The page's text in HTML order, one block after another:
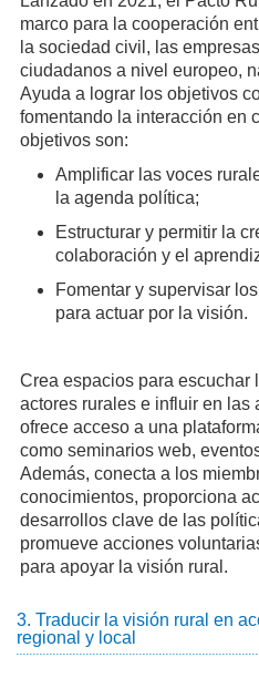
marco para la cooperación
la sociedad civil, las
ciudadanos a nivel europeo,
Ayuda a lograr los objetivos
fomentando la interacción en
objetivos son:
Amplificar las voces
la agenda política;
Estructurar y permitir la
colaboración y el
Fomentar y supervisar
para actuar por la visión.
Crea espacios para escuchar
actores rurales e influir en las
ofrece acceso a una
como seminarios web,
Además, conecta a los
conocimientos, proporciona
desarrollos clave de las
promueve acciones
para apoyar la visión rural.
3. Traducir la visión rural en
regional y local